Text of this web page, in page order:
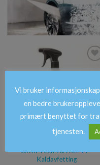
Chem-Tech Tartech 1 l –
Kaldavfetting
Vi bruker
en bedre
primært benyttet for
tjenesten.